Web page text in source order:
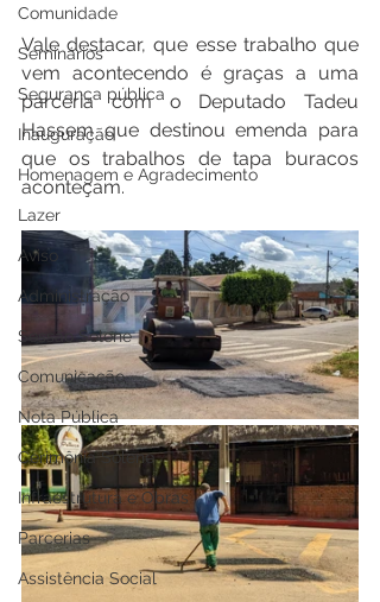
Comunidade
Seminários
Segurança pública
Inauguração
Homenagem e Agradecimento
Lazer
Aviso
Administração
Sessão Solene
Comunicação
Nota Pública
Cerimônia Solene
Infraestrutura e Obras
Parcerias
Assistência Social
Vale destacar, que esse trabalho que
vem acontecendo é graças a uma
parceria com o Deputado Tadeu
Hassem que destinou emenda para
que os trabalhos de tapa buracos
aconteçam.